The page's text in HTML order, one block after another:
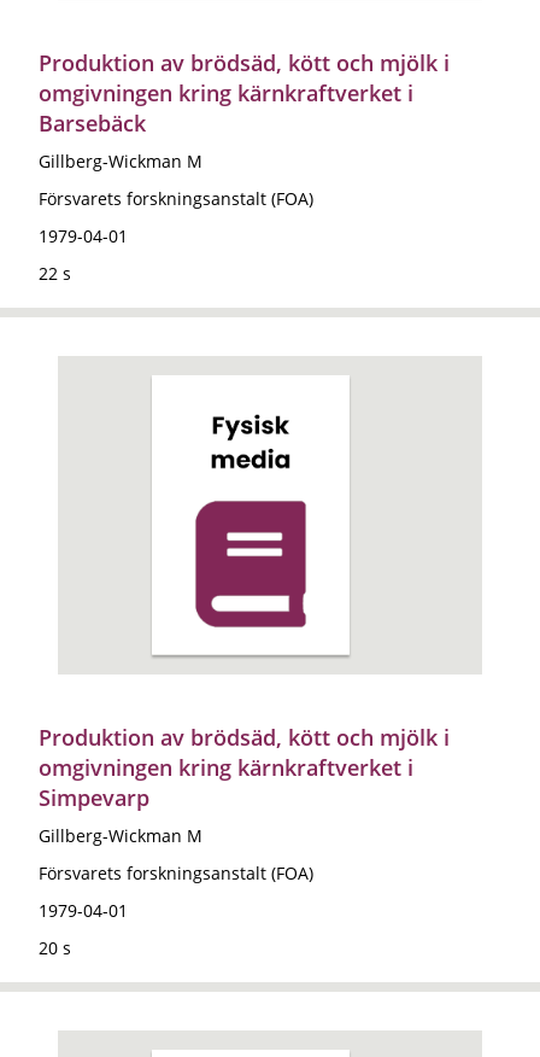
Produktion av brödsäd, kött och mjölk i
omgivningen kring kärnkraftverket i
Barsebäck
Gillberg-Wickman M
Försvarets forskningsanstalt (FOA)
1979-04-01
22 s
Produktion av brödsäd, kött och mjölk i
omgivningen kring kärnkraftverket i
Simpevarp
Gillberg-Wickman M
Försvarets forskningsanstalt (FOA)
1979-04-01
20 s